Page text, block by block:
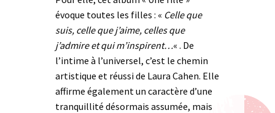
évoque toutes les filles : « Celle que
suis, celle que j’aime, celles que
j’admire et qui m’inspirent…« . De
l’intime à l’universel, c’est le chemin
artistique et réussi de Laura Cahen. Elle
affirme également un caractère d’une
tranquillité désormais assumée, mais